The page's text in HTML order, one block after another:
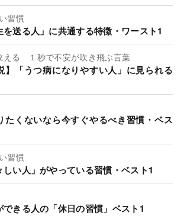
習慣
を送る人」に共通する特徴・ワースト1
える １秒で不安が吹き飛ぶ言葉
】「うつ病になりやすい人」に見られる
たくないなら今すぐやるべき習慣・ベス
習慣
しい人」がやっている習慣・ベスト1
きる人の「休日の習慣」ベスト1